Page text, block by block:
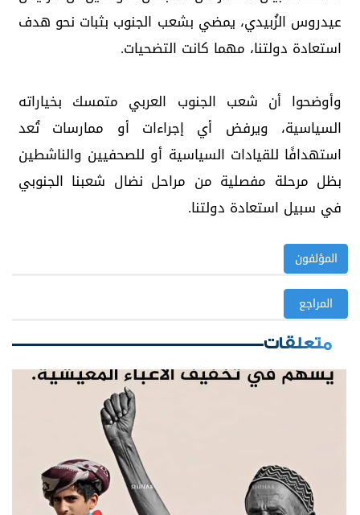
عيدروس الزُبيدي، يمضي بشعب الجنوب بثبات نحو هدف
استعادة دولتنا، مهما كانت التضحيات.
وأوضحوا أن شعب الجنوب العربي متمسك بخياراته
السياسية، ويرفض أي إجراءات أو ممارسات تُعد
استهدافًا للقيادات السياسية أو للصحفيين والناشطين
بظل مرحلة مفصلية من مراحل نضال شعبنا الجنوبي
في سبيل استعادة دولتنا.
المؤلفون
المراجع
متعلقات